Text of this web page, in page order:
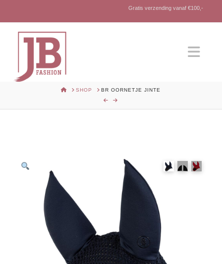
Gratis verzending vanaf €100,-
HOMESHOP BR OORNETJE JINTE